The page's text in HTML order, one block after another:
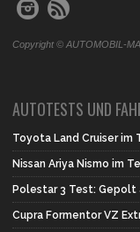
Copyright © AUTOMOBIL-
AUTOTESTS UND
Toyota Land Cruiser
Nissan Ariya Nismo im
Polestar 3 Test: Gepolt
Cupra Formentor VZ